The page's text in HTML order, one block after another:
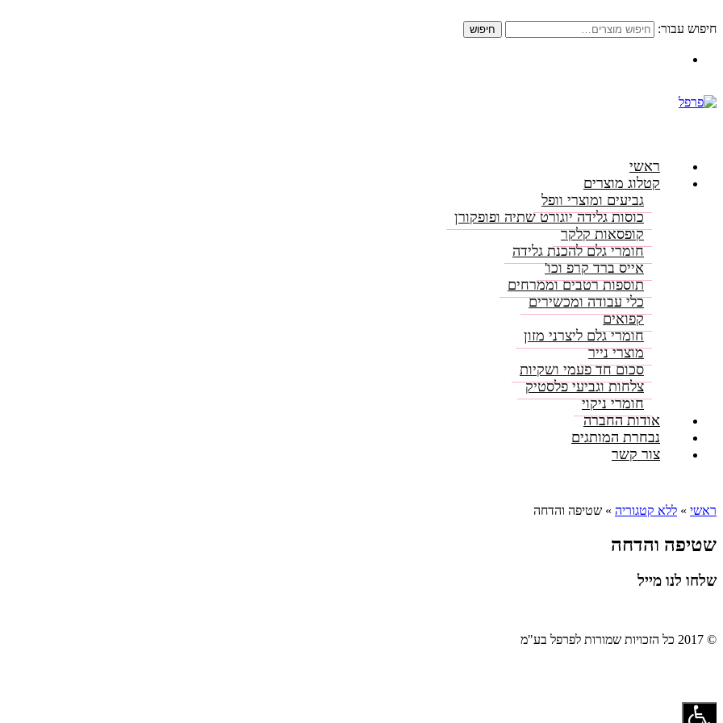
חיפוש עבור: חיפוש
ראשי
קטלוג מוצרים
גביעים ומוצרי וופל
כוסות גלידה יוגורט שתיה ופופקורן
קופסאות קלקר
חומרי גלם להכנת גלידה
אייס ברד קרפ וכו'
תוספות רטבים וממרחים
כלי עבודה ומכשירים
קפואים
חומרי גלם ליצרני מזון
מוצרי נייר
סכום חד פעמי ושקיות
צלחות וגביעי פלסטיק
חומרי ניקוי
אודות החברה
נבחרת המותגים
צור קשר
ראשי » ללא קטגוריה » שטיפה והדחה
שטיפה והדחה
שלחו לנו מייל
© 2017 כל הזכויות שמורות לפרפל בע"מ